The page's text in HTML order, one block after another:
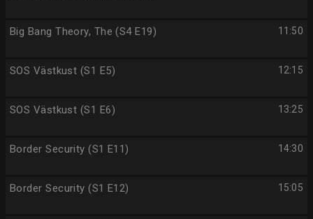
11:50
Big Bang Theory, The (S4 E19)
12:15
SOS Västkust (S1 E5)
13:25
SOS Västkust (S1 E6)
14:30
Border Security (S1 E11)
15:05
Border Security (S1 E12)